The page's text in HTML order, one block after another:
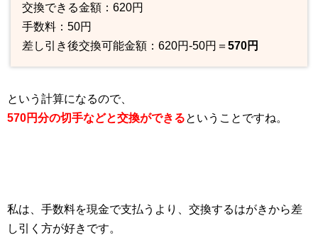
交換できる金額：620円
手数料：50円
差し引き後交換可能金額：620円-50円＝570円
という計算になるので、
570円分の切手などと交換ができるということですね。
私は、手数料を現金で支払うより、交換するはがきから差
し引く方が好きです。